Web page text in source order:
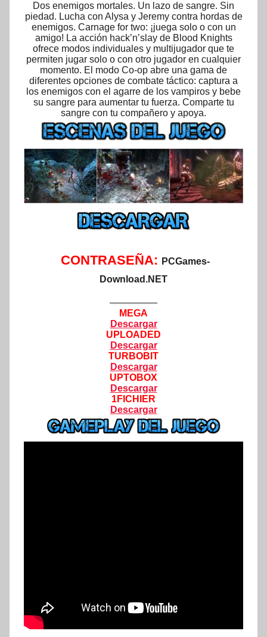
Dos enemigos mortales. Un lazo de sangre. Sin
piedad. Lucha con Alysa y Jeremy contra hordas de
enemigos. Carnage for two: ¡juega solo o con un
amigo! La acción hack’n’slay de Blood Knights
ofrece modos individuales y multijugador que te
permiten jugar solo o con otro jugador en cualquier
momento. El modo Co-op abre una gama de
diferentes opciones de combate táctico: captura a
los enemigos con el agarre de los vampiros y bebe
su sangre para aumentar tu fuerza. Comparte tu
sangre con tu compañero y apoya.
CONTRASEÑA: PCGames-
Download.NET
—————
MEGA
Descargar
UPLOADED
Descargar
TURBOBIT
Descargar
UPTOBOX
Descargar
1FICHIER
Descargar